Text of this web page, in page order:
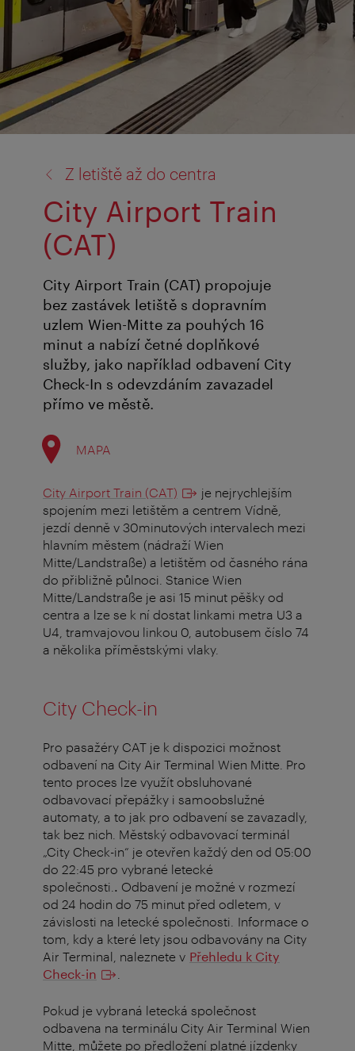
Z letiště až do centra
City Airport Train
(CAT)
City Airport Train (CAT) propojuje
bez zastávek letiště s dopravním
uzlem Wien-Mitte za pouhých 16
minut a nabízí četné doplňkové
služby, jako například odbavení City
Check-In s odevzdáním zavazadel
přímo ve městě.
MAPA
City Airport Train (CAT)
je nejrychlejším
spojením mezi letištěm a centrem Vídně,
jezdí denně v 30minutových intervalech mezi
hlavním městem (nádraží Wien
Mitte/Landstraße) a letištěm od časného rána
do přibližně půlnoci. Stanice Wien
Mitte/Landstraße je asi 15 minut pěšky od
centra a lze se k ní dostat linkami metra U3 a
U4, tramvajovou linkou 0, autobusem číslo 74
a několika příměstskými vlaky.
City Check-in
Pro pasažéry CAT je k dispozici možnost
odbavení na City Air Terminal Wien Mitte. Pro
tento proces lze využít obsluhované
odbavovací přepážky i samoobslužné
automaty, a to jak pro odbavení se zavazadly,
tak bez nich. Městský odbavovací terminál
„City Check-in“ je otevřen každý den od 05:00
do 22:45 pro vybrané letecké
společnosti. . Odbavení je možné v rozmezí
od 24 hodin do 75 minut před odletem, v
závislosti na letecké společnosti. Informace o
tom, kdy a které lety jsou odbavovány na City
Air Terminal, naleznete v Přehledu k City
Check-in
Pokud je vybraná letecká společnost
odbavena na terminálu City Air Terminal Wien
Mitte, můžete po předložení platné jízdenky